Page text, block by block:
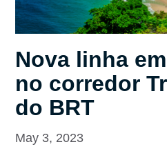
Nova linha
no corredor
do BRT
May 3, 2023